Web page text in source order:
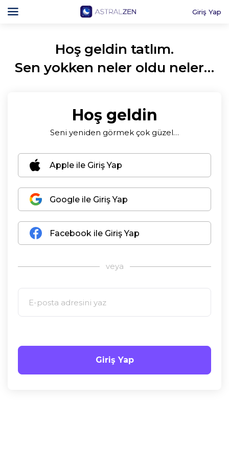
Giriş Yap
Hoş geldin tatlım.
Sen yokken neler oldu neler…
Hoş geldin
Seni yeniden görmek çok güzel…
Apple ile Giriş Yap
Google ile Giriş Yap
Facebook ile Giriş Yap
veya
Giriş Yap